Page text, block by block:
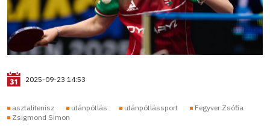
2025-09-23 14:53
asztalitenisz utánpótlás utánpótlássport
Fegyver Zsófia
Zsigmond Simon